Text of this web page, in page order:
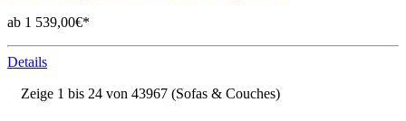
ab 1 539,00€*
Details
Zeige 1 bis 24 von 43967 (Sofas & Couches)